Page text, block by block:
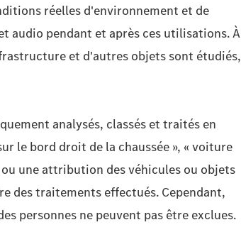
réelles d'environnement et de
audio pendant et après ces utilisations. À
et d'autres objets sont étudiés,
analysés, classés et traités en
le bord droit de la chaussée », « voiture
une attribution des véhicules ou objets
des traitements effectués. Cependant,
personnes ne peuvent pas être exclues.